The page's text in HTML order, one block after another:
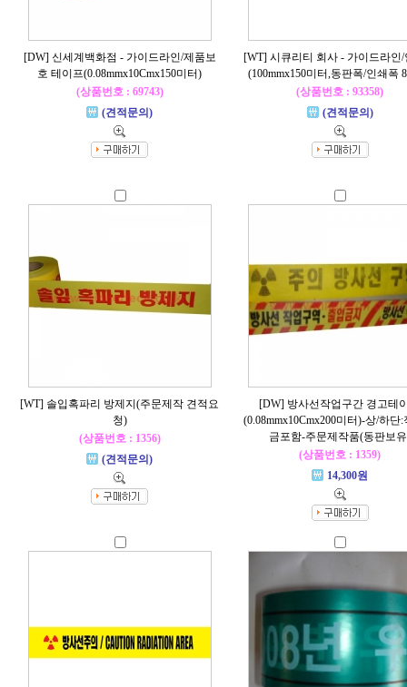
[DW] 신세계백화점 - 가이드라인/제품보
호 테이프(0.08mmx10Cmx150미터)
(상품번호 : 69743)
(견적문의)
[WT] 시큐리티 회사 - 가이드라인/
(100mmx150미터,동판폭/인쇄폭
(상품번호 : 93358)
(견적문의)
[WT] 솔입혹파리 방제지(주문제작 견적요
청)
(상품번호 : 1356)
(견적문의)
[DW] 방사선작업구간 경고테
(0.08mmx10Cmx200미터)-상/하단
금포함-주문제작품(동판보
(상품번호 : 1359)
14,300원